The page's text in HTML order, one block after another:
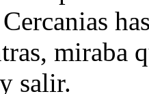
miraba
salir.